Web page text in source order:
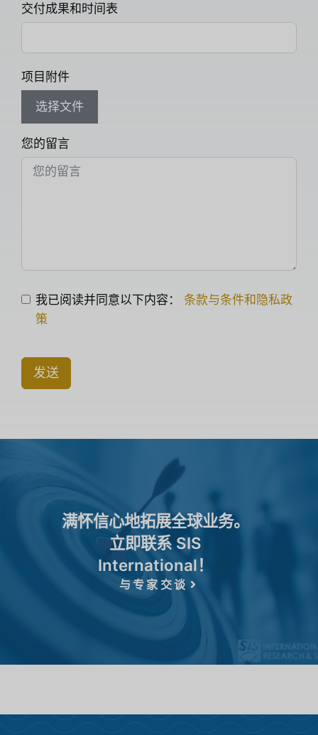
交付成果和时间表
项目附件
选择文件
您的留言
我已阅读并同意以下内容： 条款与条件和隐私政
策
发送
满怀信心地拓展全球业务。
立即联系 SIS
International！
与专家交谈